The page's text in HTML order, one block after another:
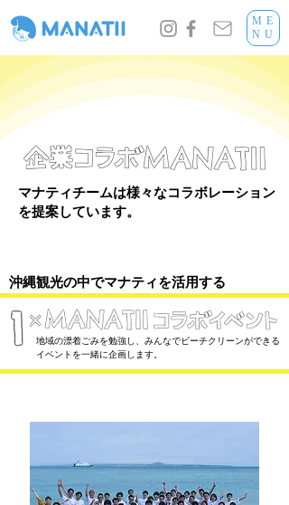
ME
NU
マナティチームは様々なコラボレーション
を提案しています。
沖縄観光の中でマナティを活用する
1
地域の漂着ごみを勉強し、みんなでビーチクリーンができる
イベントを一緒に企画します。